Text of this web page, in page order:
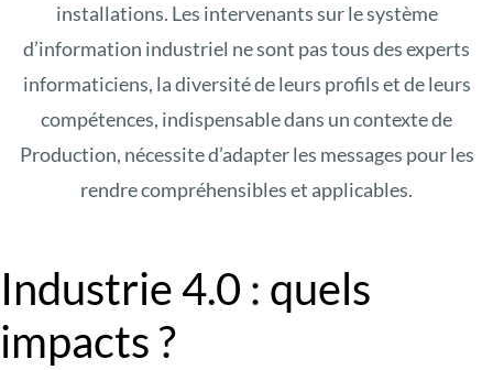
installations. Les intervenants sur le système
d’information industriel ne sont pas tous des experts
informaticiens, la diversité de leurs profils et de leurs
compétences, indispensable dans un contexte de
Production, nécessite d’adapter les messages pour les
rendre compréhensibles et applicables.
Industrie 4.0 : quels
impacts ?